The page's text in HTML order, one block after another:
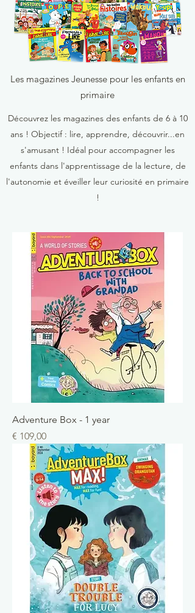
Les magazines Jeunesse pour les enfants en
primaire
Découvrez les magazines des enfants de 6 à 10
ans ! Objectif : lire, apprendre, découvrir...en
s'amusant ! Idéal pour accompagner les
enfants dans l'apprentissage de la lecture, de
l'autonomie et éveiller leur curiosité en primaire
!
Adventure Box - 1 year
Prix
€ 109,00